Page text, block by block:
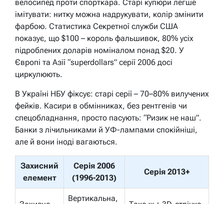
велосипед проти спорткара. Старі купюри легше
імітувати: нитку можна надрукувати, колір змінити
фарбою. Статистика Секретної служби США
показує, що $100 – король фальшивок, 80% усіх
підроблених доларів номіналом понад $20. У
Європі та Азії “superdollars” серії 2006 досі
циркулюють.
В Україні НБУ фіксує: старі серії – 70–80% вилучених
фейків. Касири в обмінниках, без рентгенів чи
спецобладнання, просто пасують: “Ризик не наш”.
Банки з лічильниками й УФ-лампами спокійніші,
але й вони іноді вагаються.
Захисний
елемент
Серія 2006
(1996-2013)
Серія 2013+
Вертикальна,